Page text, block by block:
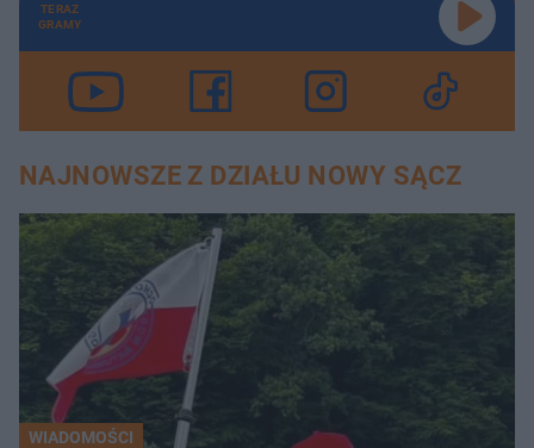
TERAZ
GRAMY
NAJNOWSZE Z DZIAŁU NOWY SĄCZ
WIADOMOŚCI